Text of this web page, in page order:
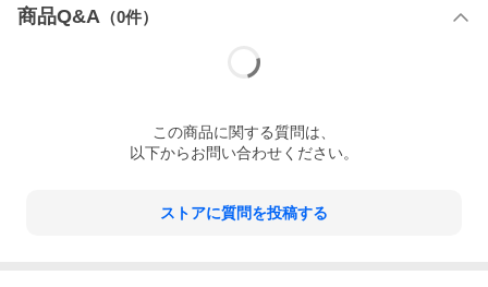
商品Q&A （0件）
この商品に関する質問は、
以下からお問い合わせください。
ストアに質問を投稿する